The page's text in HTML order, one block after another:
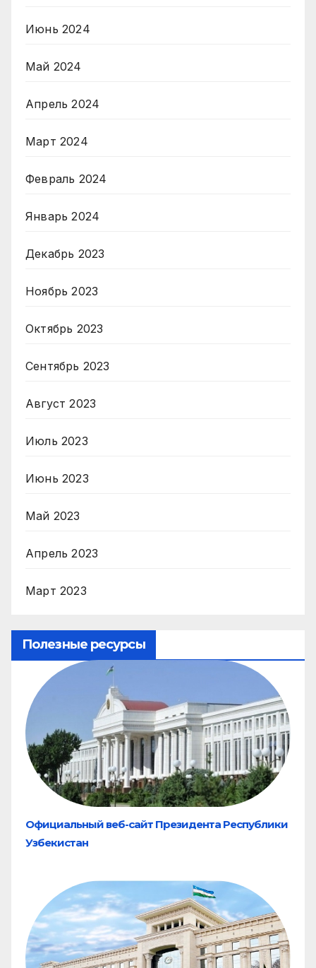
Июнь 2024
Май 2024
Апрель 2024
Март 2024
Февраль 2024
Январь 2024
Декабрь 2023
Ноябрь 2023
Октябрь 2023
Сентябрь 2023
Август 2023
Июль 2023
Июнь 2023
Май 2023
Апрель 2023
Март 2023
Полезные ресурсы
Официальный веб-сайт Президента Республики
Узбекистан